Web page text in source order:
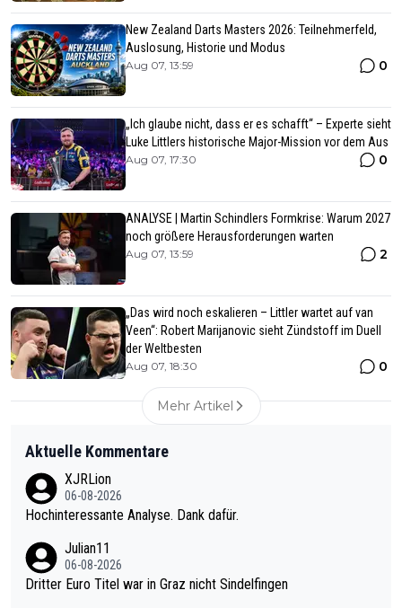
New Zealand Darts Masters 2026: Teilnehmerfeld,
Auslosung, Historie und Modus
Aug 07, 13:59 0
„Ich glaube nicht, dass er es schafft“ – Experte sieht
Luke Littlers historische Major-Mission vor dem Aus
Aug 07, 17:30 0
ANALYSE | Martin Schindlers Formkrise: Warum 2027
noch größere Herausforderungen warten
Aug 07, 13:59 2
„Das wird noch eskalieren – Littler wartet auf van
Veen“: Robert Marijanovic sieht Zündstoff im Duell
der Weltbesten
Aug 07, 18:30 0
Mehr Artikel
Aktuelle Kommentare
XJRLion
06-08-2026
Hochinteressante Analyse. Dank dafür.
Julian11
06-08-2026
Dritter Euro Titel war in Graz nicht Sindelfingen